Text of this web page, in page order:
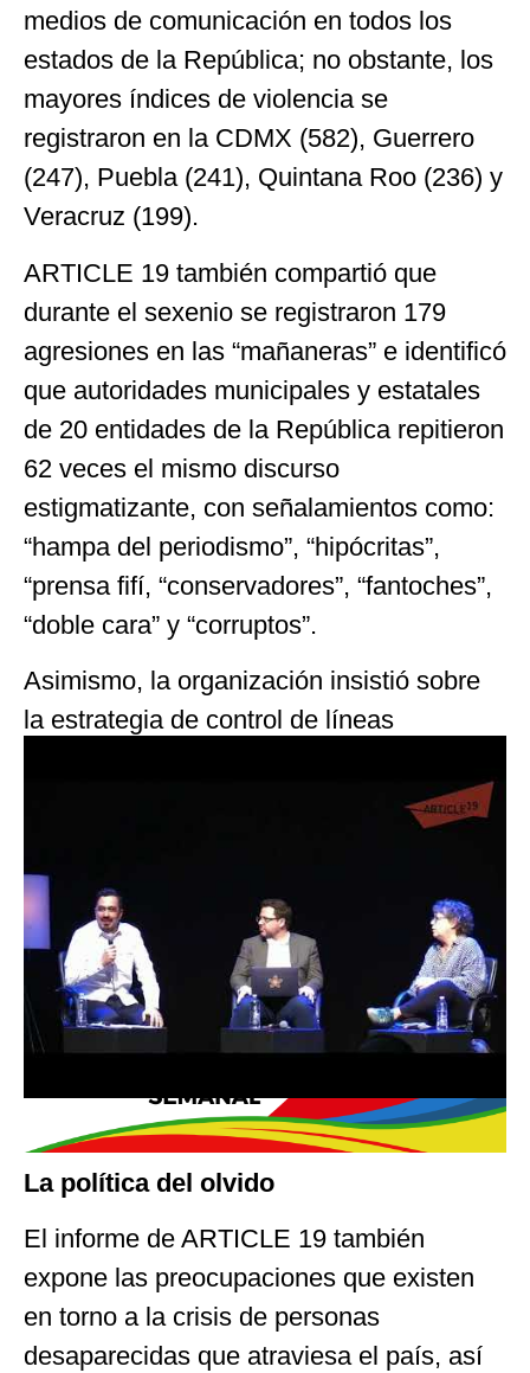
medios de comunicación en todos los
estados de la República; no obstante, los
mayores índices de violencia se
registraron en la CDMX (582), Guerrero
(247), Puebla (241), Quintana Roo (236) y
Veracruz (199).
ARTICLE 19 también compartió que
durante el sexenio se registraron 179
agresiones en las “mañaneras” e identificó
que autoridades municipales y estatales
de 20 entidades de la República repitieron
62 veces el mismo discurso
estigmatizante, con señalamientos como:
“hampa del periodismo”, “hipócritas”,
“prensa fifí, “conservadores”, “fantoches”,
“doble cara” y “corruptos”.
Asimismo, la organización insistió sobre
la estrategia de control de líneas
través del gasto en comunicación oficial.
De los 916 medios de comunicación que
recibieron publicidad oficial durante el
gobierno de López Obrador, los primeros
10 concentraron 47.08% de los recursos.
La política del olvido
El informe de ARTICLE 19 también
expone las preocupaciones que existen
en torno a la crisis de personas
desaparecidas que atraviesa el país, así